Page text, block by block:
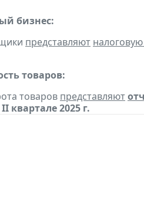
бизнес:
представляют
товаров:
товаров представляют
квартале 2025 г.